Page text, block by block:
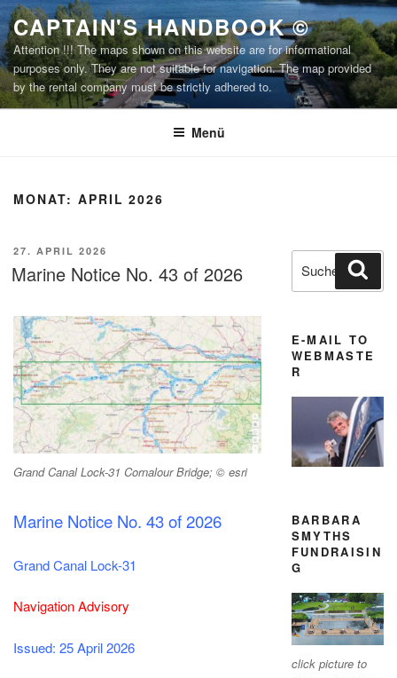
Zum
Inhalt
springen
CAPTAIN'S HANDBOOK ©
Attention !!! The maps shown on this website are for informational
purposes only. They are not suitable for navigation. The map provided
by the rental company must be strictly adhered to.
Menü
MONAT: APRIL 2026
VERÖFFENTLICHT
AM
27. APRIL 2026
Marine Notice No. 43 of 2026
Grand Canal Lock-31 Cornalour Bridge; © esri
Marine Notice No. 43 of 2026
Grand Canal Lock-31
Navigation Advisory
Issued: 25 April 2026
Suchen
nach:
E-MAIL TO
WEBMASTE
R
BARBARA
SMYTHS
FUNDRAISIN
G
click picture to